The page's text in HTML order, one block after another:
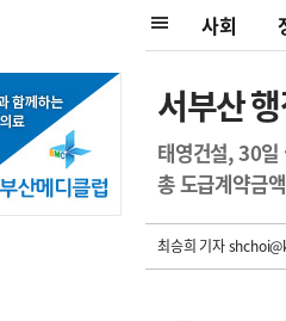
사회
서부산
태영건설, 30일
총 도급계약금
최승희 기자